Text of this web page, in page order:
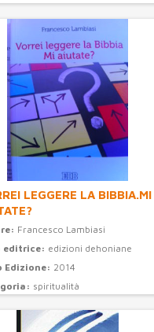
LEGGERE LA BIBBIA.MI
Francesco Lambiasi
editrice: edizioni dehoniane
Edizione: 2014
spiritualità